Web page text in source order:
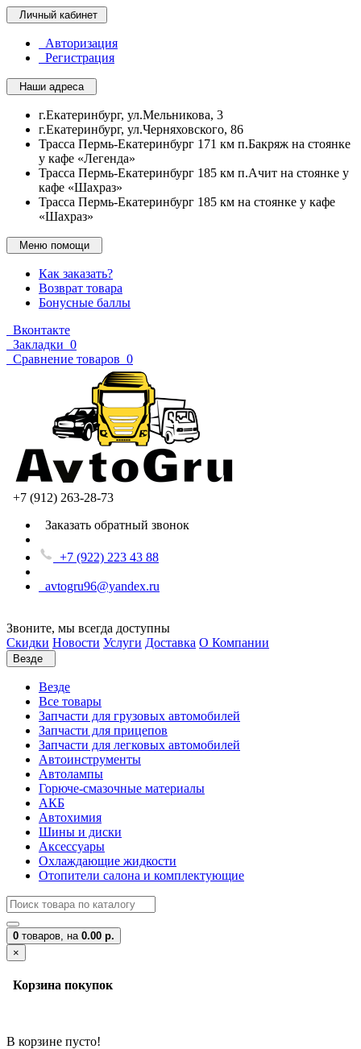
Личный кабинет
Авторизация
Регистрация
Наши адреса
г.Екатеринбург, ул.Мельникова, 3
г.Екатеринбург, ул.Черняховского, 86
Трасса Пермь-Екатеринбург 171 км п.Бакряж на стоянке
у кафе «Легенда»
Трасса Пермь-Екатеринбург 185 км п.Ачит на стоянке у
кафе «Шахраз»
Трасса Пермь-Екатеринбург 185 км на стоянке у кафе
«Шахраз»
Меню помощи
Как заказать?
Возврат товара
Бонусные баллы
Вконтакте
Закладки 0
Сравнение товаров 0
+7 (912) 263-28-73
Заказать обратный звонок
+7 (922) 223 43 88
avtogru96@yandex.ru
Звоните, мы всегда доступны
Скидки Новости Услуги Доставка О Компании
Везде
Везде
Все товары
Запчасти для грузовых автомобилей
Запчасти для прицепов
Запчасти для легковых автомобилей
Автоинструменты
Автолампы
Горюче-смазочные материалы
АКБ
Автохимия
Шины и диски
Аксессуары
Охлаждающие жидкости
Отопители салона и комплектующие
0 товаров, на 0.00 р.
×
Корзина покупок
В корзине пусто!